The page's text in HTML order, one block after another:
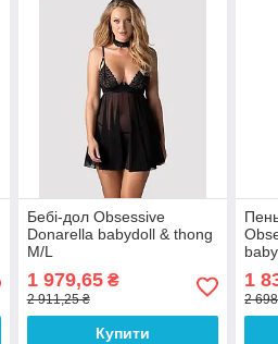
Бебі-дол Obsessive
Donarella babydoll & thong
M/L
1 979,65₴
2 911,25 ₴
Купити
1
2